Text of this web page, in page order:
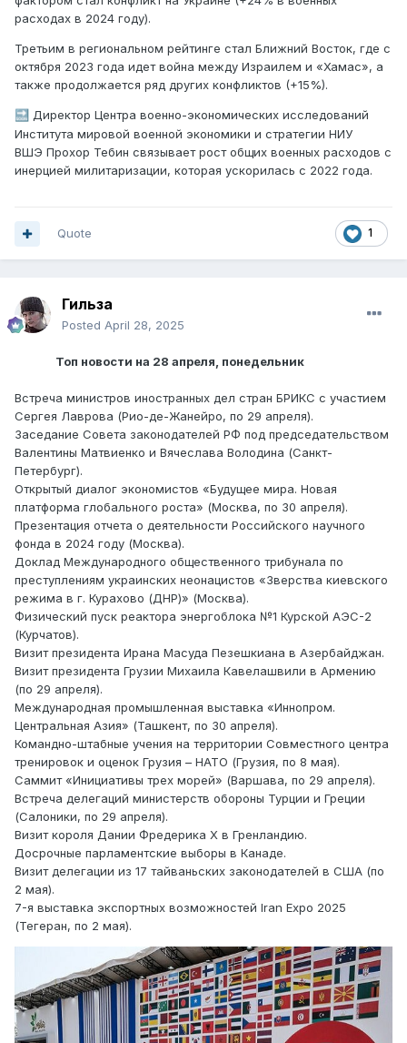
расходах в 2024 году).
Третьим в региональном рейтинге стал Ближний Восток, где с
октября 2023 года идет война между Израилем и «Хамас», а
также продолжается ряд других конфликтов (+15%).
🔜 Директор Центра военно-экономических исследований
Института мировой военной экономики и стратегии НИУ
ВШЭ Прохор Тебин связывает рост общих военных расходов с
инерцией милитаризации, которая ускорилась с 2022 года.
1
Quote
Гильза
Posted April 28, 2025
Топ новости на 28 апреля, понедельник
Встреча министров иностранных дел стран БРИКС с участием
Сергея Лаврова (Рио-де-Жанейро, по 29 апреля).
Заседание Совета законодателей РФ под председательством
Валентины Матвиенко и Вячеслава Володина (Санкт-
Петербург).
Открытый диалог экономистов «Будущее мира. Новая
платформа глобального роста» (Москва, по 30 апреля).
Презентация отчета о деятельности Российского научного
фонда в 2024 году (Москва).
Доклад Международного общественного трибунала по
преступлениям украинских неонацистов «Зверства киевского
режима в г. Курахово (ДНР)» (Москва).
Физический пуск реактора энергоблока №1 Курской АЭС-2
(Курчатов).
Визит президента Ирана Масуда Пезешкиана в Азербайджан.
Визит президента Грузии Михаила Кавелашвили в Армению
(по 29 апреля).
Международная промышленная выставка «Иннопром.
Центральная Азия» (Ташкент, по 30 апреля).
Командно-штабные учения на территории Совместного центра
тренировок и оценок Грузия – НАТО (Грузия, по 8 мая).
Саммит «Инициативы трех морей» (Варшава, по 29 апреля).
Встреча делегаций министерств обороны Турции и Греции
(Салоники, по 29 апреля).
Визит короля Дании Фредерика X в Гренландию.
Досрочные парламентские выборы в Канаде.
Визит делегации из 17 тайваньских законодателей в США (по
2 мая).
7-я выставка экспортных возможностей Iran Expo 2025
(Тегеран, по 2 мая).